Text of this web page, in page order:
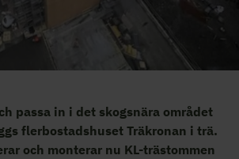
passa in i det skogsnära området
flerbostadshuset Träkronan i trä.
och monterar nu KL-trästommen